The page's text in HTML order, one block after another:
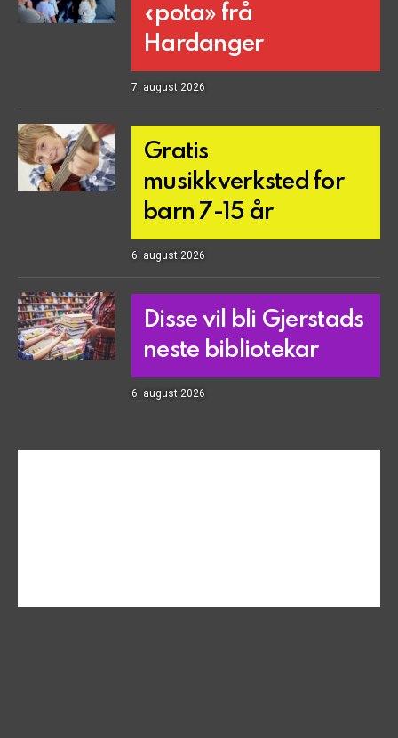
«pota» frå
Hardanger
7. august 2026
Gratis
musikkverksted for
barn 7-15 år
6. august 2026
Disse vil bli Gjerstads
neste bibliotekar
6. august 2026